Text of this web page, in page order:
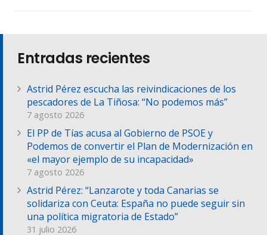
Entradas recientes
Astrid Pérez escucha las reivindicaciones de los
pescadores de La Tiñosa: “No podemos más”
7 agosto 2026
El PP de Tías acusa al Gobierno de PSOE y
Podemos de convertir el Plan de Modernización en
«el mayor ejemplo de su incapacidad»
7 agosto 2026
Astrid Pérez: “Lanzarote y toda Canarias se
solidariza con Ceuta: España no puede seguir sin
una política migratoria de Estado”
31 julio 2026